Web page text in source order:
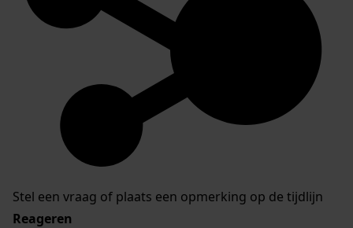
Stel een vraag of plaats een opmerking op de tijdlijn
Reageren